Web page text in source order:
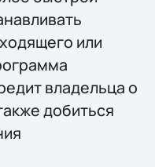
или
владельца о
добиться